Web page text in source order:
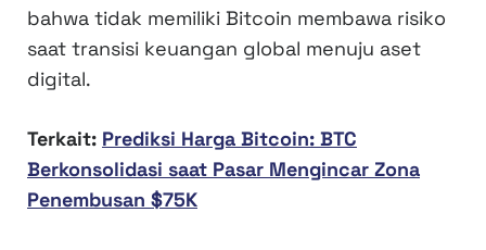
bahwa tidak memiliki Bitcoin membawa risiko
saat transisi keuangan global menuju aset
digital.
Terkait: Prediksi Harga Bitcoin: BTC
Berkonsolidasi saat Pasar Mengincar Zona
Penembusan $75K